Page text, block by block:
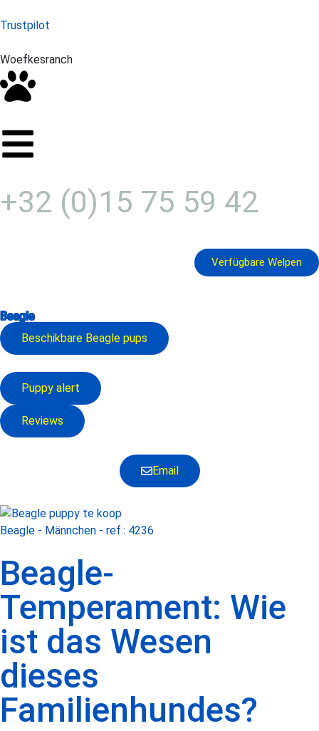
Trustpilot
Woefkesranch
+32 (0)15 75 59 42
Verfügbare Welpen
Beagle
Beschikbare Beagle pups
Puppy alert
Reviews
Email
Beagle - Männchen - ref.: 4236
Beagle-
Temperament: Wie
ist das Wesen
dieses
Familienhundes?